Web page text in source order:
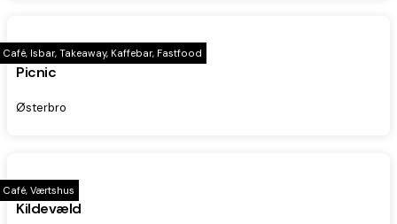
Café, Isbar, Takeaway, Kaffebar, Fastfood
Picnic
Østerbro
Café, Værtshus
Kildevæld